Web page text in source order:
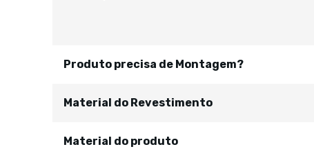
Produto precisa de Montagem?
Material do Revestimento
Material do produto